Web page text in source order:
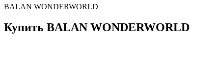
BALAN WONDERWORLD
Купить BALAN WONDERWORLD